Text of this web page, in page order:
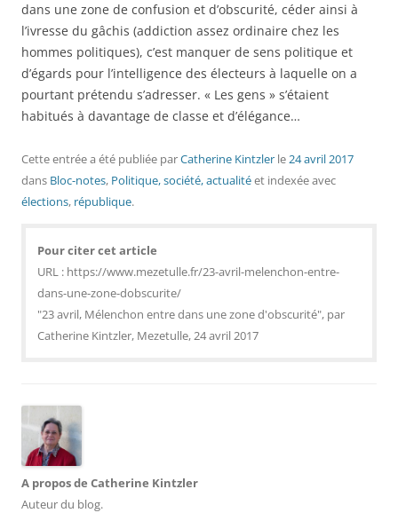
dans une zone de confusion et d’obscurité, céder ainsi à
l’ivresse du gâchis (addiction assez ordinaire chez les
hommes politiques), c’est manquer de sens politique et
d’égards pour l’intelligence des électeurs à laquelle on a
pourtant prétendu s’adresser. « Les gens » s’étaient
habitués à davantage de classe et d’élégance…
Cette entrée a été publiée parCatherine Kintzler le24 avril 2017
dans Bloc-notes, Politique, société, actualitéet indexée avec
élections, république.
Pour citer cet article
URL : https://www.mezetulle.fr/23-avril-melenchon-entre-
dans-une-zone-dobscurite/
"23 avril, Mélenchon entre dans une zone d'obscurité", par
Catherine Kintzler, Mezetulle, 24 avril 2017
A propos de Catherine Kintzler
Auteur du blog.